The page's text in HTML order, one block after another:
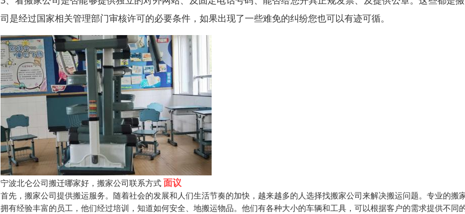
司是经过国家相关管理部门审核许可的必要条件，如果出现了一些难免的纠纷您也可以有迹可循。
宁波北仑公司搬迁哪家好，搬家公司联系方式面议
首先，搬家公司提供搬运服务。随着社会的发展和人们生活节奏的加快，越来越多的人选择找搬家公司来解决搬运问题。专业的搬
拥有经验丰富的员工，他们经过培训，知道如何安全、地搬运物品。他们有各种大小的车辆和工具，可以根据客户的需求提供不同